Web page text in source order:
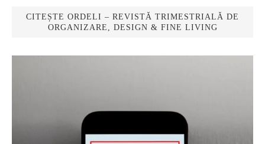
CITEȘTE ORDELI – REVISTĂ TRIMESTRIALĂ DE
ORGANIZARE, DESIGN & FINE LIVING